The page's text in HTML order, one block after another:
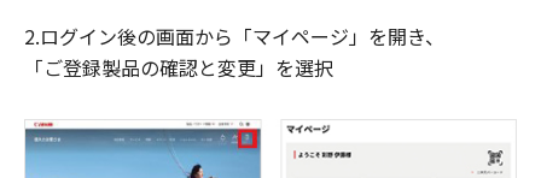
2.ログイン後の画面から「マイページ」を開き、
「ご登録製品の確認と変更」を選択